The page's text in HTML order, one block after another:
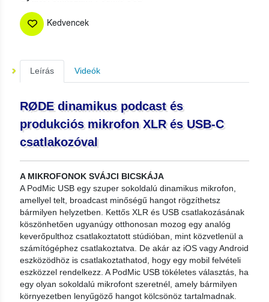
Kedvencek
Leírás Videók
RØDE dinamikus podcast és
produkciós mikrofon XLR és USB-C
csatlakozóval
A MIKROFONOK SVÁJCI BICSKÁJA
A PodMic USB egy szuper sokoldalú dinamikus mikrofon,
amellyel telt, broadcast minőségű hangot rögzíthetsz
bármilyen helyzetben. Kettős XLR és USB csatlakozásának
köszönhetően ugyanúgy otthonosan mozog egy analóg
keverőpulthoz csatlakoztatott stúdióban, mint közvetlenül a
számítógéphez csatlakoztatva. De akár az iOS vagy Android
eszközödhöz is csatlakoztathatod, hogy egy mobil felvételi
eszközzel rendelkezz. A PodMic USB tökéletes választás, ha
egy olyan sokoldalú mikrofont szeretnél, amely bármilyen
környezetben lenyűgöző hangot kölcsönöz tartalmadnak.